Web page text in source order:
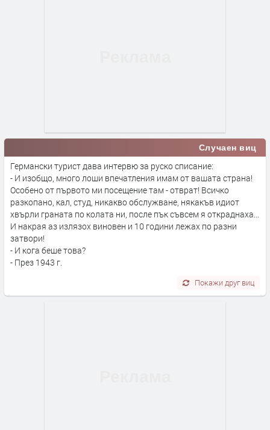
Случаен виц
Германски турист дава интервю за руско списание:
- И изобщо, много лоши впечатления имам от вашата страна!
Особено от първото ми посещение там - отврат! Всичко
разкопано, кал, студ, никакво обслужване, някакъв идиот
хвърли граната по колата ни, после пък съвсем я откраднаха...
И накрая аз излязох виновен и 10 години лежах по разни
затвори!
- И кога беше това?
- През 1943 г.
Покажи друг виц